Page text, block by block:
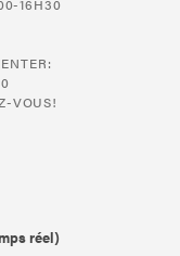
16H30
VOUS!
réel)